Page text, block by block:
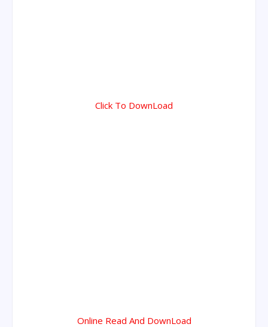
Click To DownLoad
Online Read And DownLoad